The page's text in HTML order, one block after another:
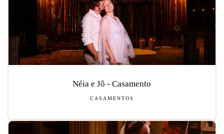
Néia e Jô - Casamento
CASAMENTOS